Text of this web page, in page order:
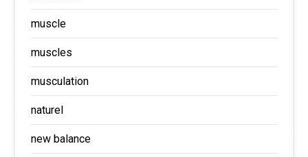
muscle
muscles
musculation
naturel
new balance